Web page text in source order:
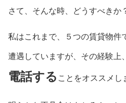
さて、そんな時、どうすべきか
私はこれまで、５つの賃貸物件
遭遇していますが、その経験上、
電話する ことをオススメし